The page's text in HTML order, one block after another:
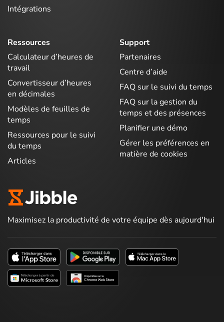
Intégrations
Ressources
Calculateur d’heures de
travail
Convertisseur d’heures
en décimales
Modèles de feuilles de
temps
Ressources pour le suivi
du temps
Articles
Support
Partenaires
Centre d’aide
FAQ sur le suivi du temps
FAQ sur la gestion du
temps et des présences
Planifier une démo
Gérer les préférences en
matière de cookies
Maximisez la productivité de votre équipe dès aujourd'hui